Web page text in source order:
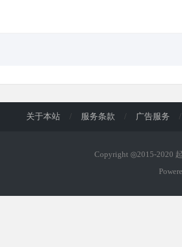
关于本站 / 服务条款 / 广告服务 /
Copyright ◎2015-2020